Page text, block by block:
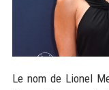
Le nom de Lionel